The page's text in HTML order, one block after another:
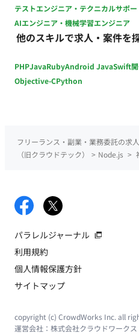
テストエンジニア・テクニカルサポー
AIエンジニア・機械学習エンジニア
他のスキルで求人・案件を
PHPJavaRubyAndroid JavaSwift
Objective-CPython
フリーランス・副業・業務委託の求
（旧クラウドテック）
> Node.js >
パラレルジャーナル
利用規約
個人情報保護方針
サイトマップ
copyright (c) CrowdWorks Inc. all
運営会社： 株式会社クラウドワークス